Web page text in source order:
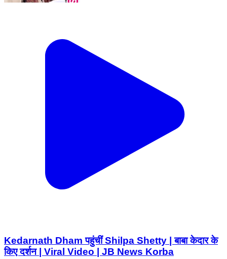
Kedarnath Dham पहुंचीं Shilpa Shetty | बाबा केदार के
किए दर्शन | Viral Video | JB News Korba